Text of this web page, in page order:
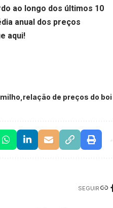
ao longo dos últimos 10
anual dos preços
aqui!
relação de preços do boi
SEGUIR